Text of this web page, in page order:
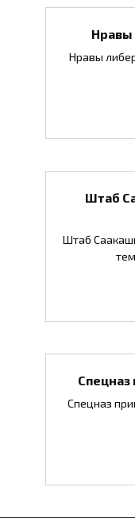
Нравы
Нравы
Штаб
Штаб
Спецназ
Спецназ